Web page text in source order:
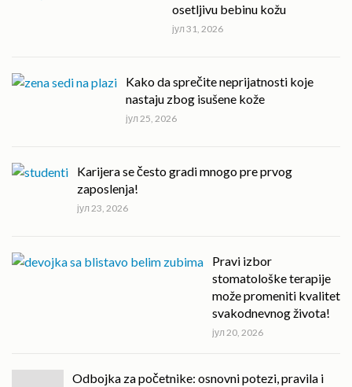
osetljivu bebinu kožu
јул 31, 2026
Kako da sprečite neprijatnosti koje
nastaju zbog isušene kože
јул 25, 2026
Karijera se često gradi mnogo pre prvog
zaposlenja!
јул 23, 2026
Pravi izbor
stomatološke terapije
može promeniti kvalitet
svakodnevnog života!
јул 20, 2026
Odbojka za početnike: osnovni potezi, pravila i